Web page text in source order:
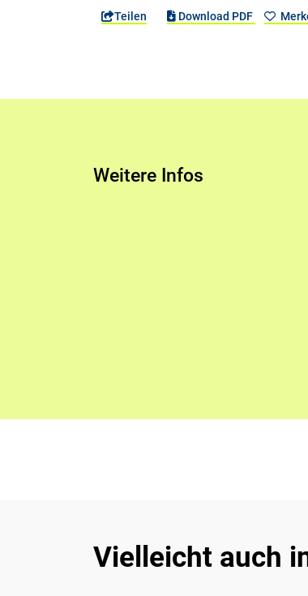
Teilen Download PDF
Weitere Infos
Vielleicht auch